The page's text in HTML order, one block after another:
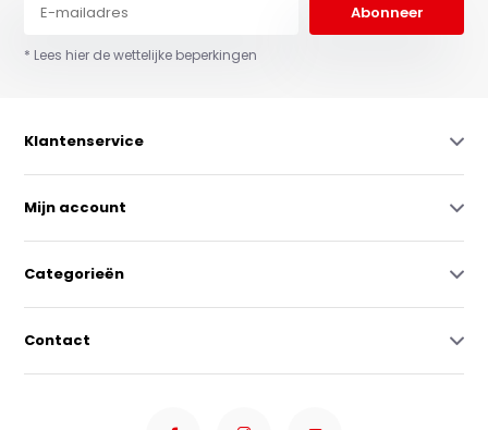
Abonneer
* Lees hier de wettelijke beperkingen
Klantenservice
Mijn account
Categorieën
Contact